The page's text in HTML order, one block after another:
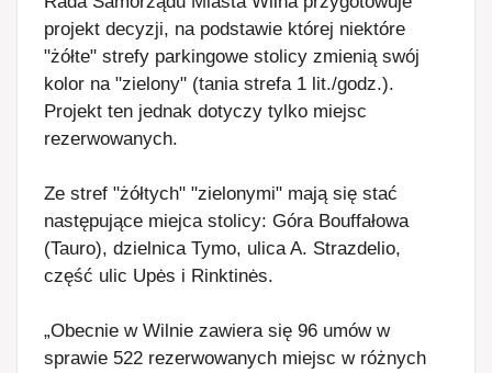
projekt decyzji, na podstawie której niektóre
"żółte" strefy parkingowe stolicy zmienią swój
kolor na "zielony" (tania strefa 1 lit./godz.).
Projekt ten jednak dotyczy tylko miejsc
rezerwowanych.
Ze stref "żółtych" "zielonymi" mają się stać
następujące miejca stolicy: Góra Bouffałowa
(Tauro), dzielnica Tymo, ulica A. Strazdelio,
część ulic Upės i Rinktinės.
„Obecnie w Wilnie zawiera się 96 umów w
sprawie 522 rezerwowanych miejsc w różnych